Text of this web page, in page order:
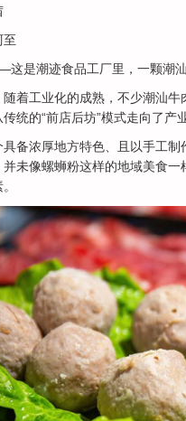
至
是潮迹食品工厂里，一颗潮汕
随着工业化的成熟，不少潮汕
统的“前店后坊”模式走向了产
具备浓厚地方特色、且以手工
未像螺蛳粉这样的地域美食